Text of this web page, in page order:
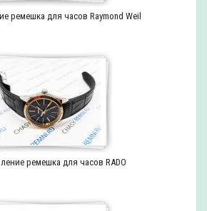
ремешка для часов Raymond Weil
ремешка для часов RADO